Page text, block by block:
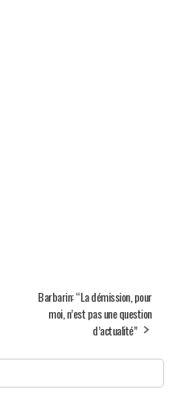
Barbarin: “La démission, pour
moi, n’est pas une question
d’actualité”